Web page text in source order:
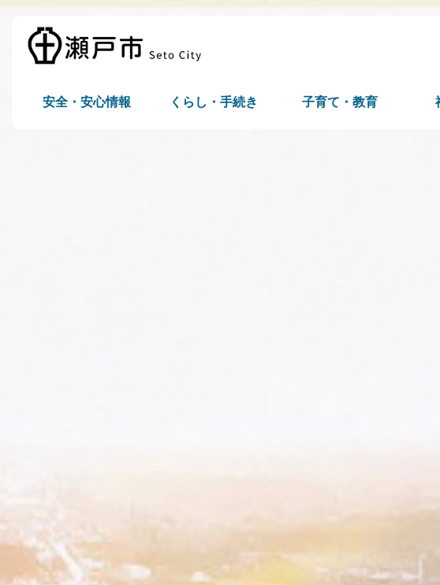
安全・安心情報 くらし・手続き 子育て・教育